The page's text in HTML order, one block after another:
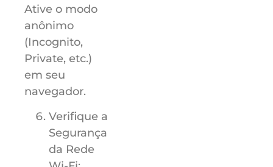
Ative o modo
anônimo
(Incognito,
Private, etc.)
em seu
navegador.
Verifique a
Segurança
da Rede